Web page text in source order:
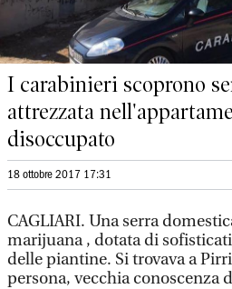
I carabinieri scoprono
attrezzata
disoccupato
18 ottobre 2017 17:31
CAGLIARI. Una serra
marijuana , dotata di
delle piantine. Si trovava a
persona, vecchia conoscenza